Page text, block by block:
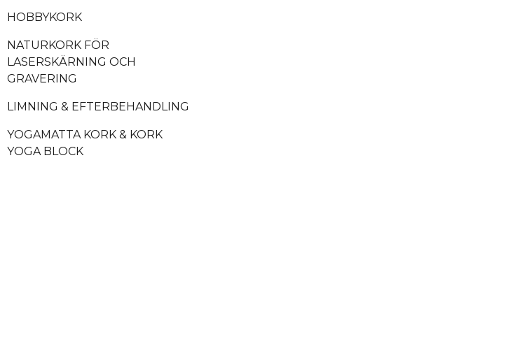
HOBBYKORK
NATURKORK FÖR
LASERSKÄRNING OCH
GRAVERING
LIMNING & EFTERBEHANDLING
YOGAMATTA KORK & KORK
YOGA BLOCK